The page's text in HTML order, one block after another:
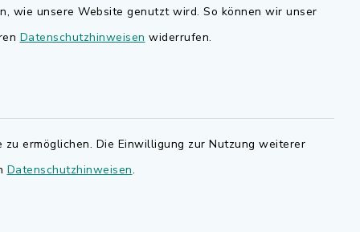
wie unsere Website genutzt wird. So können wir unser
Datenschutzhinweisen widerrufen.
ermöglichen. Die Einwilligung zur Nutzung weiterer
Datenschutzhinweisen.
Landkreis Erlangen-Höchstadt